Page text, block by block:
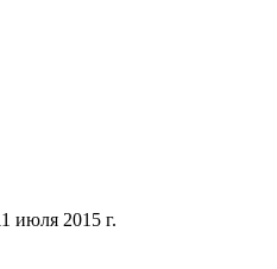
1 июля 2015 г.